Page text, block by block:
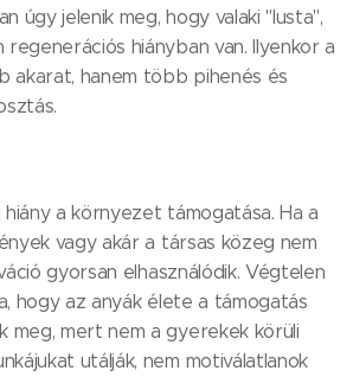
úgy jelenik meg, hogy valaki "lusta",
regenerációs hiányban van. Ilyenkor a
akarat, hanem több pihenés és
a környezet támogatása. Ha a
vagy akár a társas közeg nem
gyorsan elhasználódik. Végtelen
hogy az anyák élete a támogatás
meg, mert nem a gyerekek körüli
utálják, nem motiválatlanok